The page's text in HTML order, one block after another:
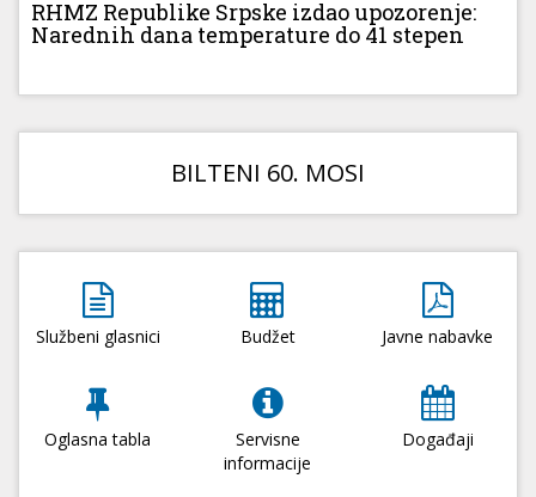
RHMZ Republike Srpske izdao upozorenje:
Narednih dana temperature do 41 stepen
BILTENI 60. MOSI
Službeni glasnici Budžet Javne nabavke
Oglasna tabla
Servisne
informacije
Događaji